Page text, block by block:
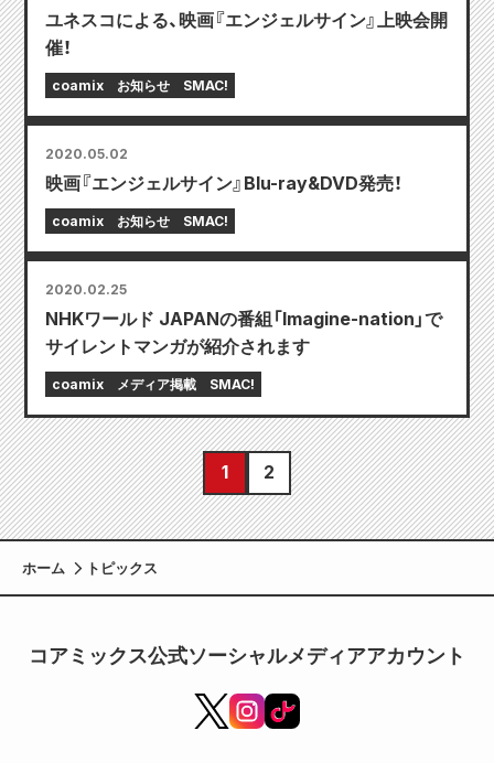
ユネスコによる、映画『エンジェルサイン』上映会開
催！
coamix お知らせ SMAC!
2020.05.02
映画『エンジェルサイン』Blu-ray&DVD発売！
coamix お知らせ SMAC!
2020.02.25
NHKワールド JAPANの番組「Imagine-nation」で
サイレントマンガが紹介されます
coamix メディア掲載 SMAC!
1 2
ホーム トピックス
コアミックス公式ソーシャルメディアアカウント